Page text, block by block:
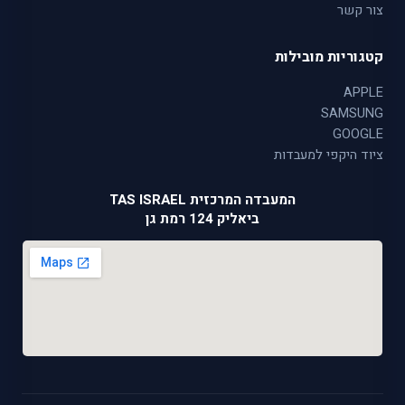
צור קשר
קטגוריות מובילות
APPLE
SAMSUNG
GOOGLE
ציוד היקפי למעבדות
המעבדה המרכזית TAS ISRAEL
ביאליק 124 רמת גן